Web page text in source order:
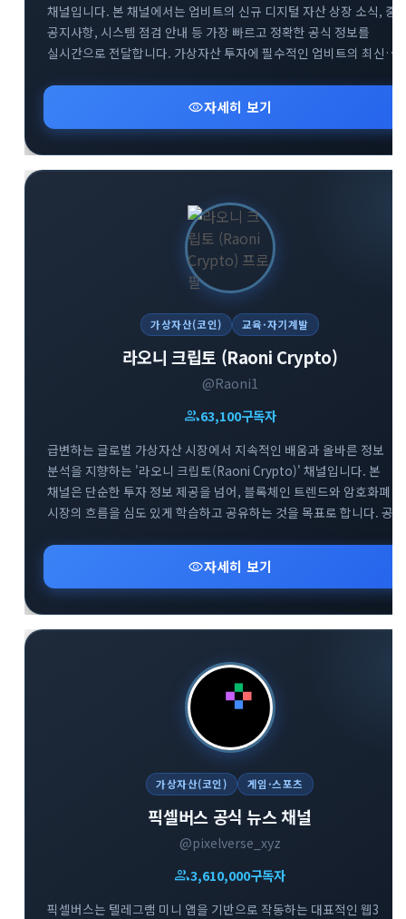
채널입니다. 본 채널에서는 업비트의 신규 디지털 자산 상장 소식, 중
공지사항, 시스템 점검 안내 등 가장 빠르고 정확한 공식 정보를
실시간으로 전달합니다. 가상자산 투자에 필수적인 업비트의 최신
visibility자세히 보기
가상자산(코인) 교육·자기계발
라오니 크립토 (Raoni Crypto)
@Raoni1
group63,100구독자
급변하는 글로벌 가상자산 시장에서 지속적인 배움과 올바른 정보
분석을 지향하는 '라오니 크립토(Raoni Crypto)' 채널입니다. 본
채널은 단순한 투자 정보 제공을 넘어, 블록체인 트렌드와 암호화폐
시장의 흐름을 심도 있게 학습하고 공유하는 것을 목표로 합니다. 공식
건전한 정보 교류를 돕고 있습니다. 끊임없이 진화하는 크립토
생태계에서 함께 공부하며 스마트한 투자 기준을 세워보세요.
visibility자세히 보기
가상자산(코인) 게임·스포츠
픽셀버스 공식 뉴스 채널
@pixelverse_xyz
group3,610,000구독자
픽셀버스는 텔레그램 미니 앱을 기반으로 작동하는 대표적인 웹3